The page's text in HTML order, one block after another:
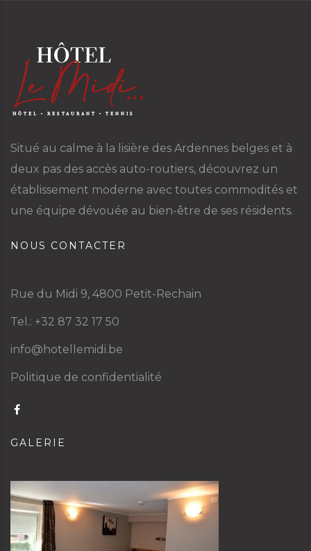
Situé au calme à la lisière des Ardennes belges et à
deux pas des accès auto-routiers, découvrez un
établissement moderne avec toutes commodités et
une équipe dévouée au bien-être de ses résidents.
NOUS CONTACTER
Rue du Midi 9, 4800 Petit-Rechain
Tel.: +32 87 32 17 50
info@hotellemidi.be
Politique de confidentialité
GALERIE